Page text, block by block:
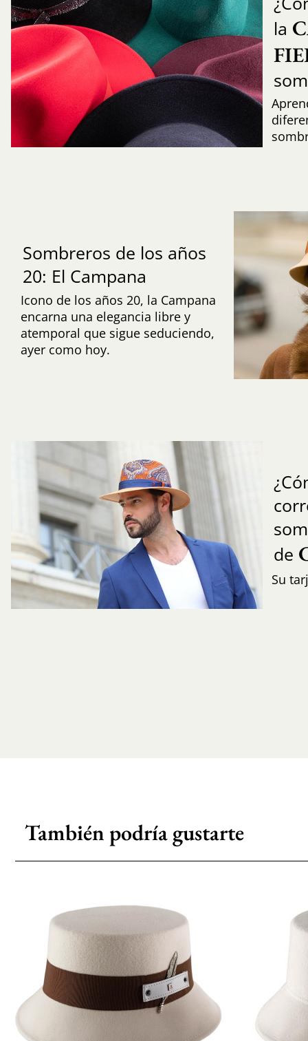
la
Sombreros de los años
20: El Campana
Icono de los años 20, la Campana
encarna una elegancia libre y
atemporal que sigue seduciendo,
ayer como hoy.
de
Su
También podría gustarte